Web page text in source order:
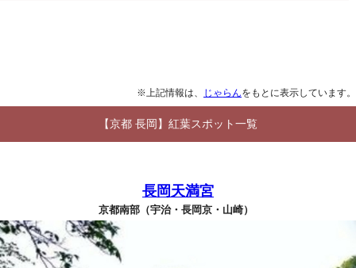
※上記情報は、 じゃらんをもとに表示しています。
【京都 長岡】紅葉スポット一覧
長岡天満宮
京都南部（宇治・長岡京・山崎）